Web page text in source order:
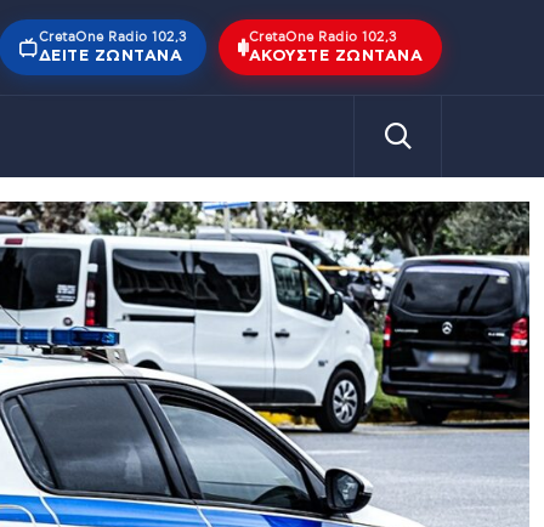
CretaOne Radio 102,3
ΔΕΊΤΕ ΖΩΝΤΑΝΆ
CretaOne Radio 102,3
ΑΚΟΎΣΤΕ ΖΩΝΤΑΝΆ